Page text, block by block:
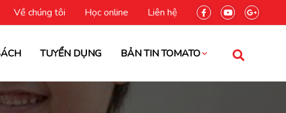
Về chúng tôi Học online Liên hệ
TUYỂN DỤNG BẢN TIN TOMATO